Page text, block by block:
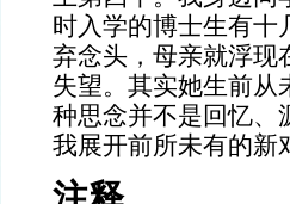
时入学的博士生有
弃念头，母亲就浮现
失望。其实她生前从
种思念并不是回忆、
我展开前所未有的新